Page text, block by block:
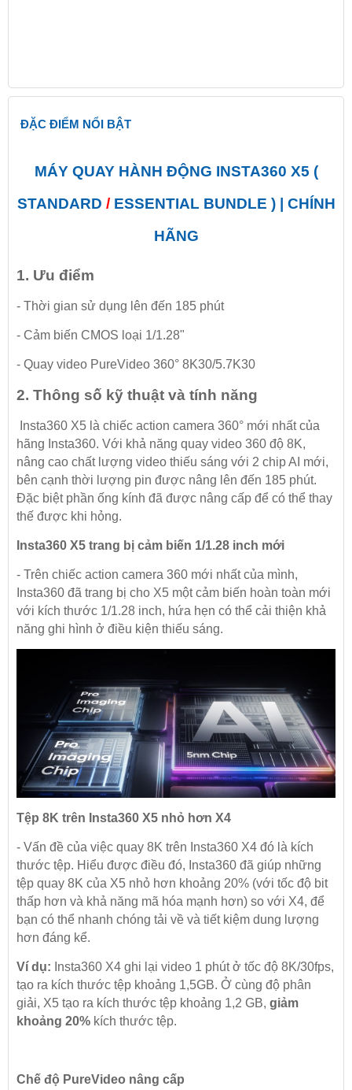
ĐẶC ĐIỂM NỔI BẬT
MÁY QUAY HÀNH ĐỘNG INSTA360 X5 (
STANDARD /ESSENTIAL BUNDLE ) | CHÍNH
HÃNG
1. Ưu điểm
- Thời gian sử dụng lên đến 185 phút
- Cảm biến CMOS loại 1/1.28"
- Quay video PureVideo 360° 8K30/5.7K30
2. Thông số kỹ thuật và tính năng
Insta360 X5 là chiếc action camera 360° mới nhất của
hãng Insta360. Với khả năng quay video 360 độ 8K,
nâng cao chất lượng video thiếu sáng với 2 chip AI mới,
bên cạnh thời lượng pin được nâng lên đến 185 phút.
Đặc biệt phần ống kính đã được nâng cấp để có thể thay
thế được khi hỏng.
Insta360 X5 trang bị cảm biến 1/1.28 inch mới
- Trên chiếc action camera 360 mới nhất của mình,
Insta360 đã trang bị cho X5 một cảm biến hoàn toàn mới
với kích thước 1/1.28 inch, hứa hẹn có thể cải thiện khả
năng ghi hình ở điều kiện thiếu sáng.
Tệp 8K trên Insta360 X5 nhỏ hơn X4
- Vấn đề của việc quay 8K trên Insta360 X4 đó là kích
thước tệp. Hiểu được điều đó, Insta360 đã giúp những
tệp quay 8K của X5 nhỏ hơn khoảng 20% (với tốc độ bit
thấp hơn và khả năng mã hóa mạnh hơn) so với X4, để
bạn có thể nhanh chóng tải về và tiết kiệm dung lượng
hơn đáng kể.
Ví dụ: Insta360 X4 ghi lại video 1 phút ở tốc độ 8K/30fps,
tạo ra kích thước tệp khoảng 1,5GB. Ở cùng độ phân
giải, X5 tạo ra kích thước tệp khoảng 1,2 GB, giảm
khoảng 20% kích thước tệp.
Chế độ PureVideo nâng cấp